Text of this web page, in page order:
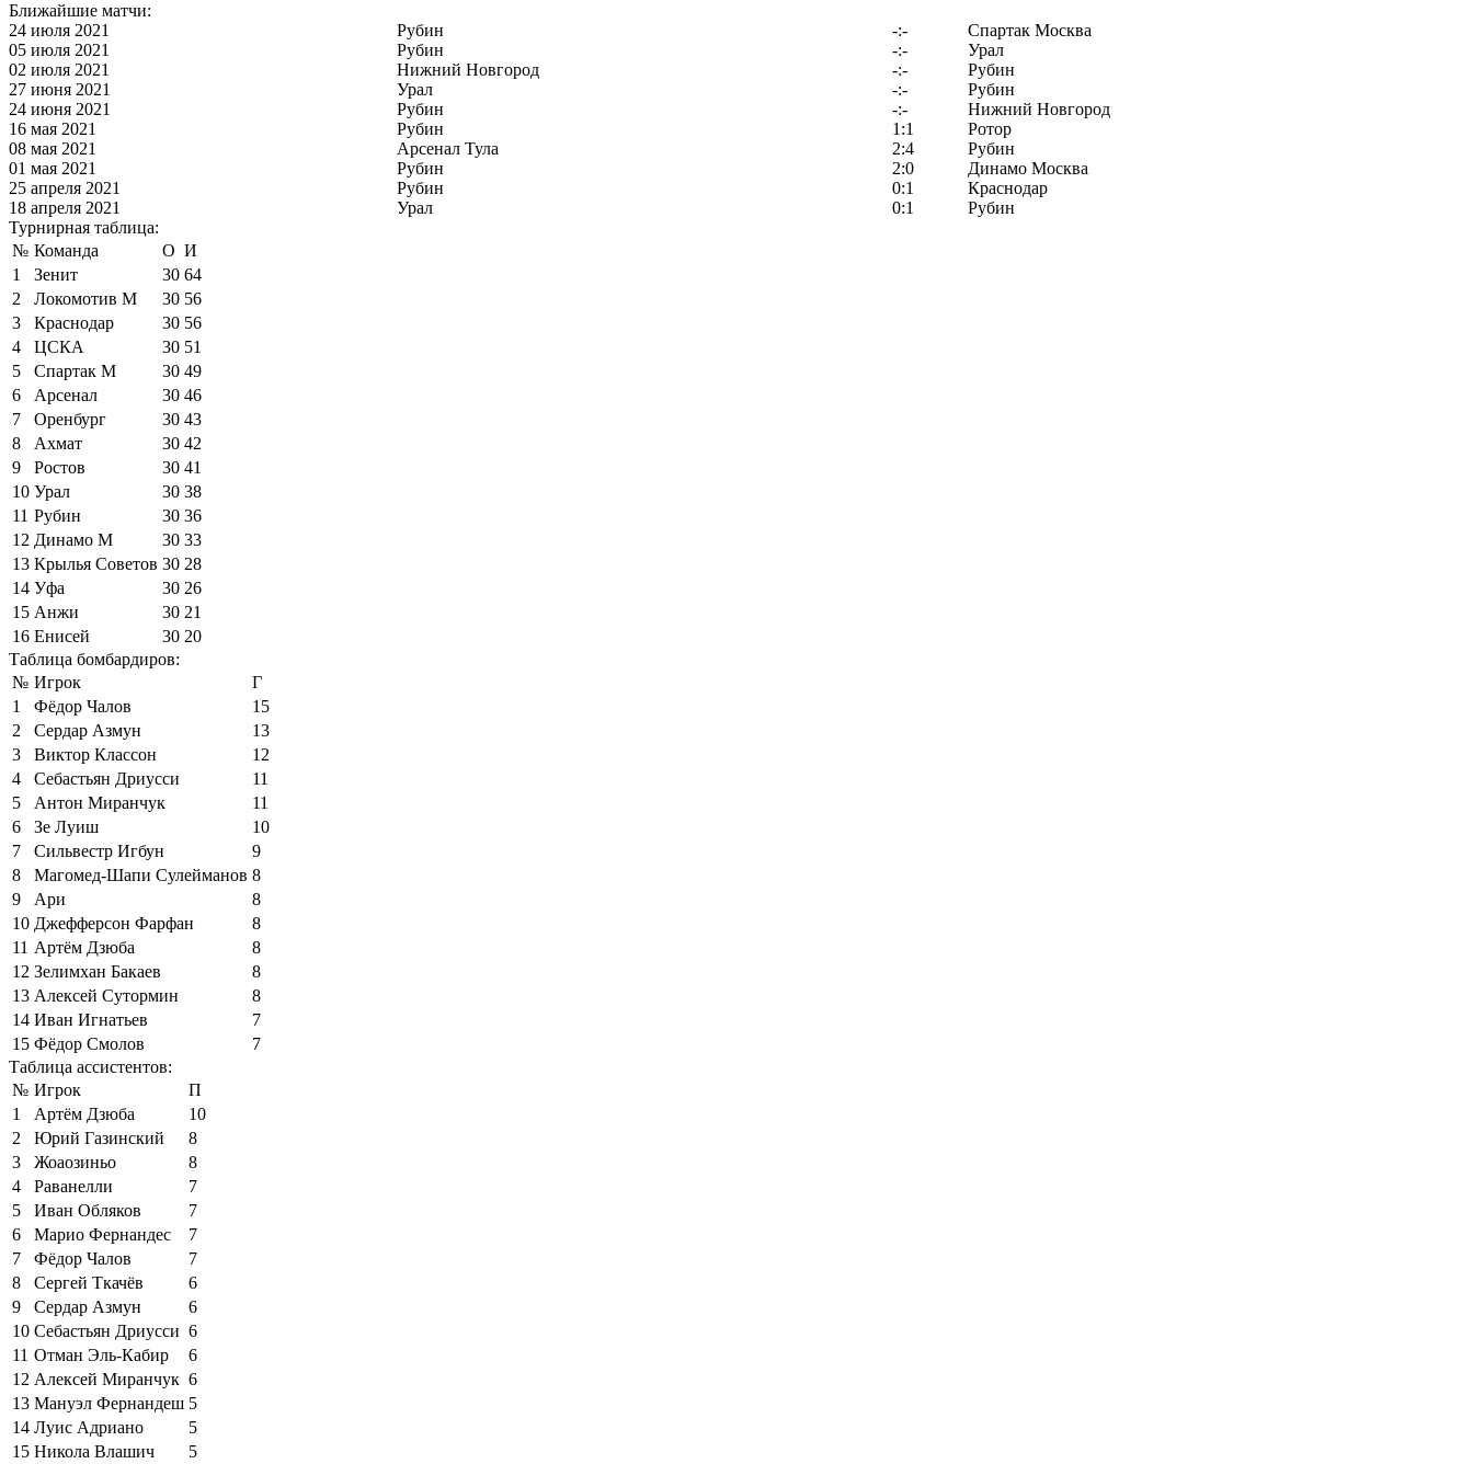
Ближайшие матчи:
24 июля 2021
Рубин -:-
Спартак Москва
05 июля 2021
Рубин -:-
Урал
02 июля 2021
Нижний Новгород -:-
Рубин
27 июня 2021
Урал -:-
Рубин
24 июня 2021
Рубин -:-
Нижний Новгород
16 мая 2021
Рубин 1:1
Ротор
08 мая 2021
Арсенал Тула 2:4
Рубин
01 мая 2021
Рубин 2:0
Динамо Москва
25 апреля 2021
Рубин 0:1
Краснодар
18 апреля 2021
Урал 0:1
Рубин
Турнирная таблица:
№ Команда О И
1
Зенит 30 64
2
Локомотив М 30 56
3
Краснодар 30 56
4
ЦСКА 30 51
5
Спартак М 30 49
6
Арсенал 30 46
7
Оренбург 30 43
8
Ахмат 30 42
9
Ростов 30 41
10 Урал 30 38
11 Рубин 30 36
12 Динамо М 30 33
13 Крылья Советов 30 28
14 Уфа 30 26
15 Анжи 30 21
16 Енисей 30 20
Таблица бомбардиров:
№ Игрок
Г
1
Фёдор Чалов
15
2
Сердар Азмун
13
3
Виктор Классон
12
4
Себастьян Дриусси
11
5
Антон Миранчук
11
6
Зе Луиш
10
7
Сильвестр Игбун
9
8
Магомед-Шапи Сулейманов 8
9
Ари
8
10 Джефферсон Фарфан
8
11 Артём Дзюба
8
12 Зелимхан Бакаев
8
13 Алексей Сутормин
8
14 Иван Игнатьев
7
15 Фёдор Смолов
7
Таблица ассистентов:
№ Игрок
П
1
Артём Дзюба
10
2
Юрий Газинский
8
3
Жоаозиньо
8
4
Раванелли
7
5
Иван Обляков
7
6
Марио Фернандес
7
7
Фёдор Чалов
7
8
Сергей Ткачёв
6
9
Сердар Азмун
6
10 Себастьян Дриусси 6
11 Отман Эль-Кабир
6
12 Алексей Миранчук 6
13 Мануэл Фернандеш 5
14 Луис Адриано
5
15 Никола Влашич
5